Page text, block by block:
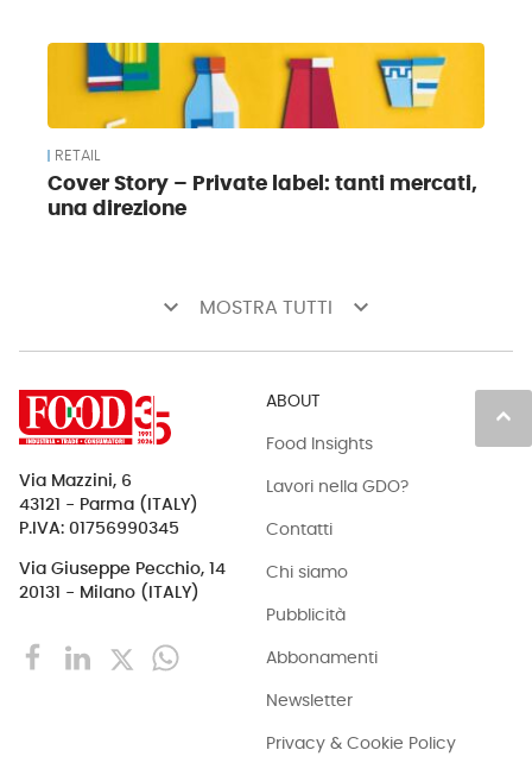
RETAIL
Cover Story – Private label: tanti mercati,
una direzione
keyboard_arrow_down MOSTRA TUTTI keyboard_arrow_down
keyboard_arrow_up
Via Mazzini, 6
43121 - Parma (ITALY)
P.IVA: 01756990345
Via Giuseppe Pecchio, 14
20131 - Milano (ITALY)
ABOUT
Food Insights
Lavori nella GDO?
Contatti
Chi siamo
Pubblicità
Abbonamenti
Newsletter
Privacy & Cookie Policy